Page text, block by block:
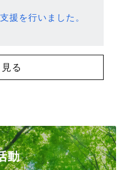
援を行いました。
る
動